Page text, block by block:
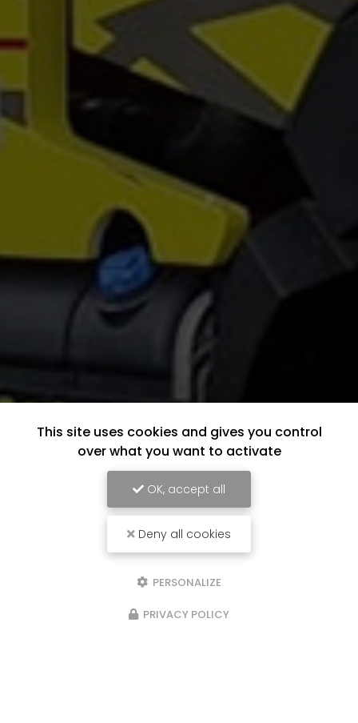
This site uses cookies and gives you control
over what you want to activate
OK, accept all
Deny all cookies
PERSONALIZE
PRIVACY POLICY